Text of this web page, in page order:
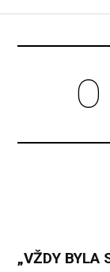
„VŽDY BYLA